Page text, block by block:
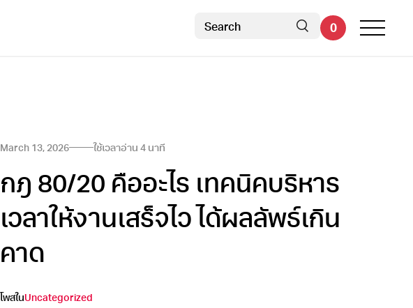
0
March 13, 2026 ใช้เวลาอ่าน 4 นาที
กฎ 80/20 คืออะไร เทคนิคบริหาร
เวลาให้งานเสร็จไว ได้ผลลัพธ์เกิน
คาด
โพสในUncategorized